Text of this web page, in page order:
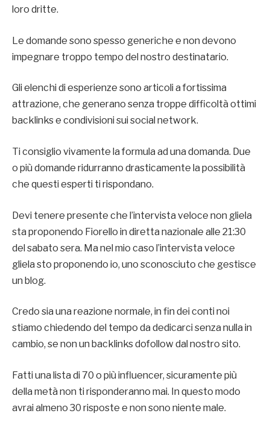
loro dritte.
Le domande sono spesso generiche e non devono
impegnare troppo tempo del nostro destinatario.
Gli elenchi di esperienze sono articoli a fortissima
attrazione, che generano senza troppe difficoltà ottimi
backlinks e condivisioni sui social network.
Ti consiglio vivamente la formula ad una domanda. Due
o più domande ridurranno drasticamente la possibilità
che questi esperti ti rispondano.
Devi tenere presente che l’intervista veloce non gliela
sta proponendo Fiorello in diretta nazionale alle 21:30
del sabato sera. Ma nel mio caso l’intervista veloce
gliela sto proponendo io, uno sconosciuto che gestisce
un blog.
Credo sia una reazione normale, in fin dei conti noi
stiamo chiedendo del tempo da dedicarci senza nulla in
cambio, se non un backlinks dofollow dal nostro sito.
Fatti una lista di 70 o più influencer, sicuramente più
della metà non ti risponderanno mai. In questo modo
avrai almeno 30 risposte e non sono niente male.